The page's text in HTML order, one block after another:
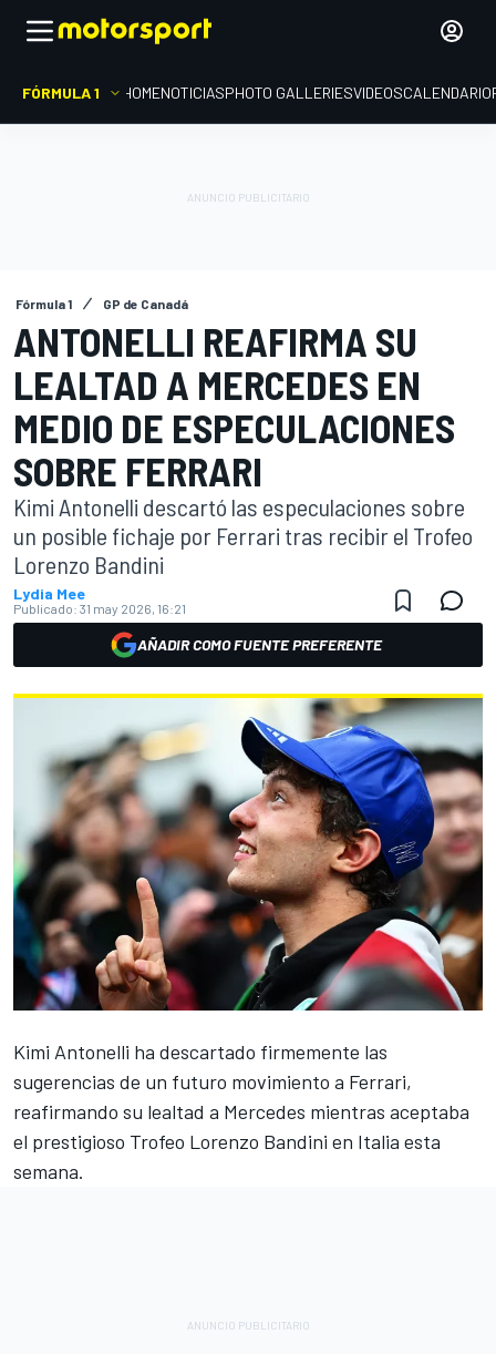
FÓRMULA 1 HOMENOTICIASPHOTO GALLERIESVIDEOSCALENDARIO
Fórmula 1 GP de Canadá
ANTONELLI REAFIRMA SU
LEALTAD A MERCEDES EN
MEDIO DE ESPECULACIONES
SOBRE FERRARI
Kimi Antonelli descartó las especulaciones sobre
un posible fichaje por Ferrari tras recibir el Trofeo
Lorenzo Bandini
Lydia Mee
Publicado: 31 may 2026, 16:21
AÑADIR COMO FUENTE PREFERENTE
Kimi Antonelli ha descartado firmemente las
sugerencias de un futuro movimiento a Ferrari,
reafirmando su lealtad a Mercedes mientras aceptaba
el prestigioso Trofeo Lorenzo Bandini en Italia esta
semana.